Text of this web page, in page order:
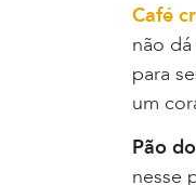
Café
não
para
um
Pão
nesse